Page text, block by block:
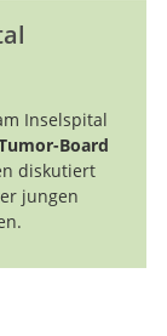
Inselspital
Board
diskutiert
jungen